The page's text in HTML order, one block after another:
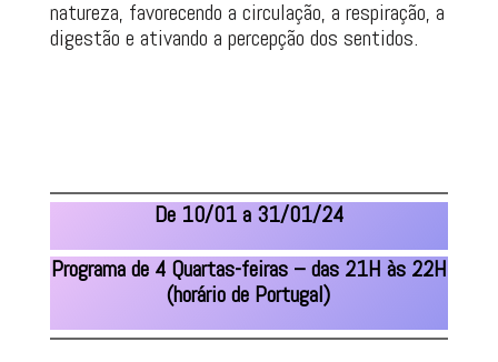
natureza, favorecendo a circulação, a respiração, a
digestão e ativando a percepção dos sentidos.
De 10/01 a 31/01/24
Programa de 4 Quartas-feiras – das 21H às 22H
(horário de Portugal)